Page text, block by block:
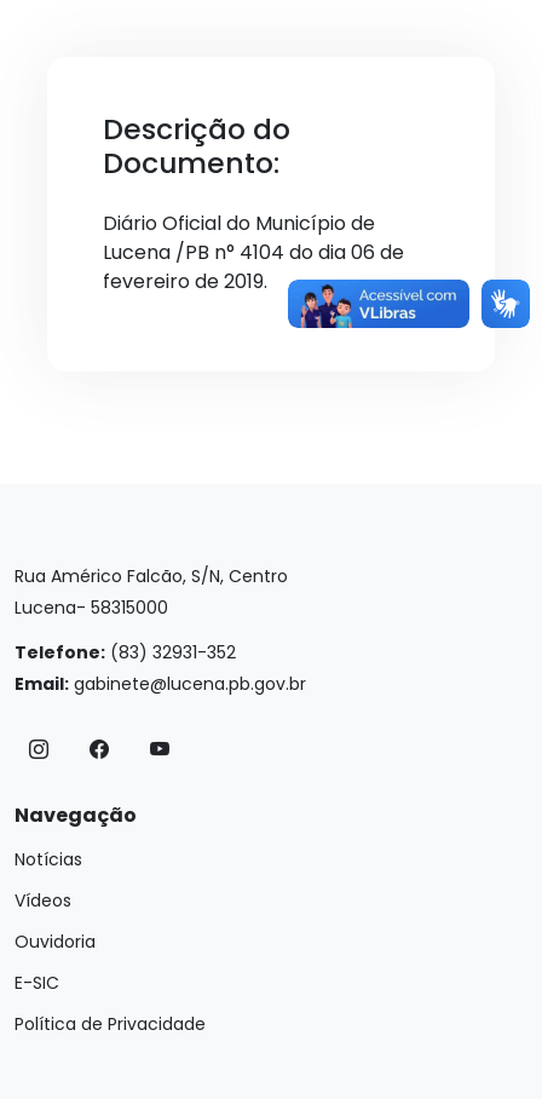
Descrição do
Documento:
Diário Oficial do Município de
Lucena /PB n° 4104 do dia 06 de
fevereiro de 2019.
Rua Américo Falcão, S/N, Centro
Lucena- 58315000
Telefone: (83) 32931-352
Email: gabinete@lucena.pb.gov.br
Navegação
Notícias
Vídeos
Ouvidoria
E-SIC
Política de Privacidade